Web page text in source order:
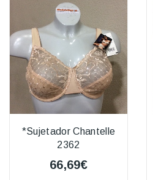
*Sujetador Chantelle
2362
66,69€